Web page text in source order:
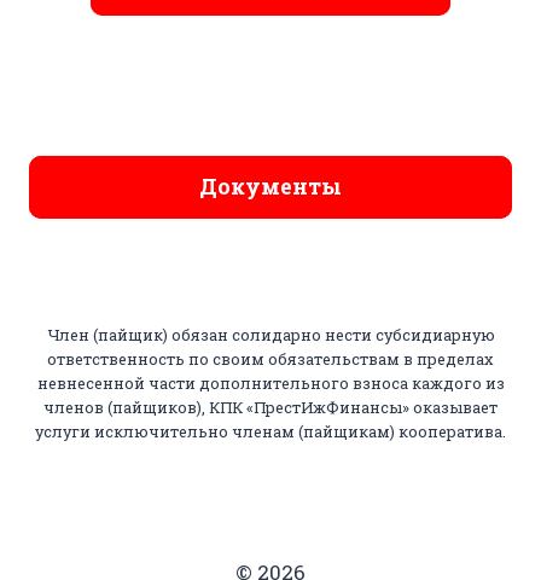
Документы
Член (пайщик) обязан солидарно нести субсидиарную
ответственность по своим обязательствам в пределах
невнесенной части дополнительного взноса каждого из
членов (пайщиков), КПК «ПрестИжФинансы» оказывает
услуги исключительно членам (пайщикам) кооператива.
© 2026